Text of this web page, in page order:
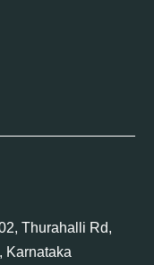
Thurahalli Rd,
Karnataka